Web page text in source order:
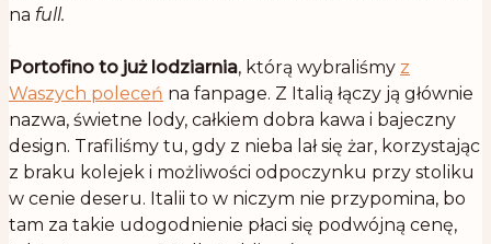
na full.
.
Portofino to już lodziarnia, którą wybraliśmy z
Waszych poleceń na fanpage. Z Italią łączy ją głównie
nazwa, świetne lody, całkiem dobra kawa i bajeczny
design. Trafiliśmy tu, gdy z nieba lał się żar, korzystając
z braku kolejek i możliwości odpoczynku przy stoliku
w cenie deseru. Italii to w niczym nie przypomina, bo
tam za takie udogodnienie płaci się podwójną cenę,